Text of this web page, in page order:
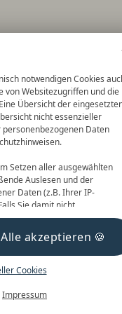
notwendigen Cookies
von Websitezugriffen und die
Übersicht der
nicht essenzieller
Daten
Setzen aller ausgewählten
Auslesen und der
Daten (z.B. Ihrer IP-
Sie damit nicht
Cookies“. Eine
nicht essenzieller Cookies“
Website oder in den
Alle akzeptieren
Cookies
Impressum